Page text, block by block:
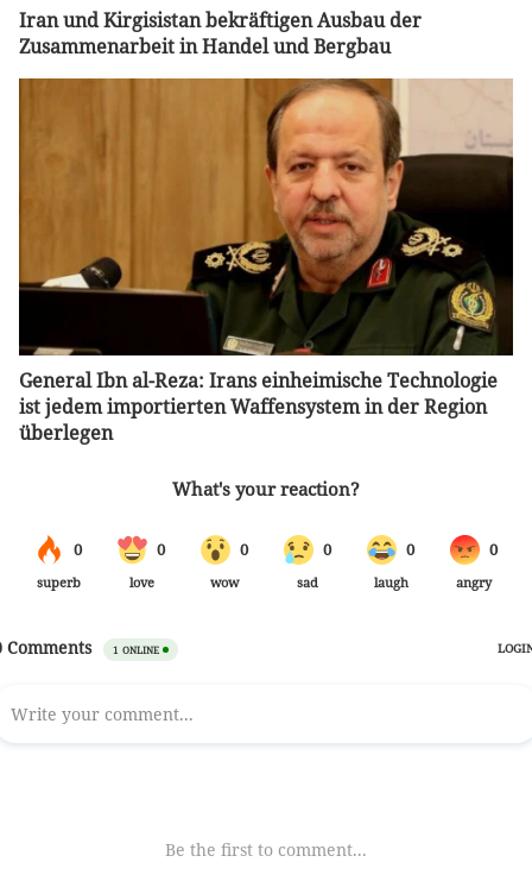
Iran und Kirgisistan bekräftigen Ausbau der
Zusammenarbeit in Handel und Bergbau
General Ibn al-Reza: Irans einheimische Technologie
ist jedem importierten Waffensystem in der Region
überlegen